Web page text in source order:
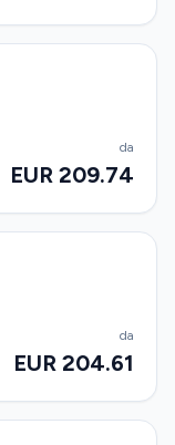
da
EUR 209.74
da
EUR 204.61